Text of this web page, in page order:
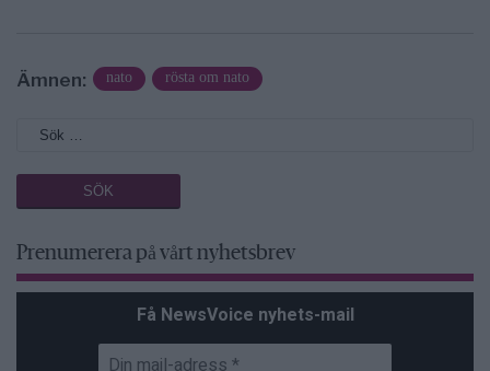
Ämnen: nato rösta om nato
Prenumerera på vårt nyhetsbrev
Få NewsVoice nyhets-mail